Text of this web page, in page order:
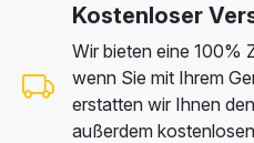
Kostenloser
Wir bieten eine 100%
wenn Sie mit Ihrem
erstatten wir Ihnen
außerdem